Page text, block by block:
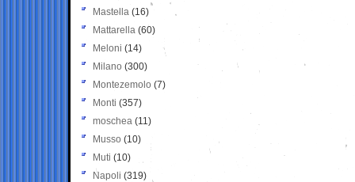
Mastella (16)
Mattarella (60)
Meloni (14)
Milano (300)
Montezemolo (7)
Monti (357)
moschea (11)
Musso (10)
Muti (10)
Napoli (319)